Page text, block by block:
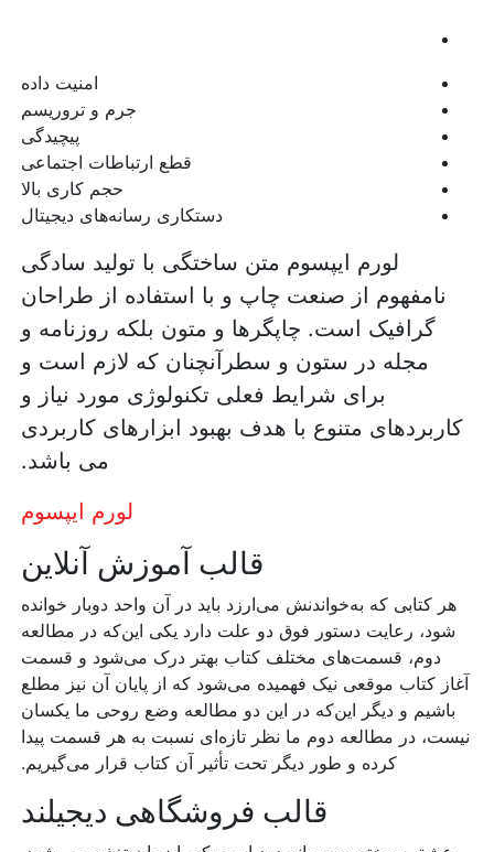
امنیت داده
جرم و تروریسم
پیچیدگی
قطع ارتباطات اجتماعی
حجم کاری بالا
دستکاری رسانه‌های دیجیتال
لورم ایپسوم متن ساختگی با تولید سادگی
نامفهوم از صنعت چاپ و با استفاده از طراحان
گرافیک است. چاپگرها و متون بلکه روزنامه و
مجله در ستون و سطرآنچنان که لازم است و
برای شرایط فعلی تکنولوژی مورد نیاز و
کاربردهای متنوع با هدف بهبود ابزارهای کاربردی
می باشد.
لورم ایپسوم
قالب آموزش آنلاین
هر کتابی که به‌خواندنش می‌ارزد باید در آن واحد دوبار خوانده
شود، رعایت دستور فوق دو علت دارد یکی این‌که در مطالعه
دوم، قسمت‌های مختلف کتاب بهتر درک می‌شود و قسمت
آغاز کتاب موقعی نیک فهمیده می‌شود که از پایان آن نیز مطلع
باشیم و دیگر این‌که در این دو مطالعه وضع روحی ما یکسان
نیست، در مطالعه دوم ما نظر تازه‌ای نسبت به هر قسمت پیدا
کرده و طور دیگر تحت تأثیر آن کتاب قرار می‌گیریم.
قالب فروشگاهی دیجیلند